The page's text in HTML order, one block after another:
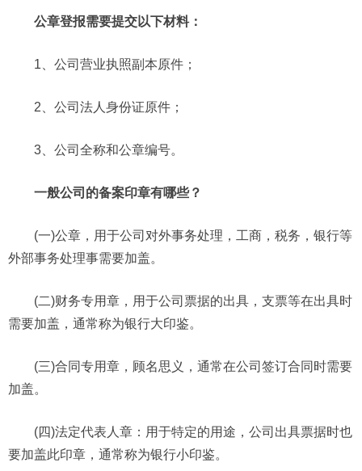
公章登报需要提交以下材料：
1、公司营业执照副本原件；
2、公司法人身份证原件；
3、公司全称和公章编号。
一般公司的备案印章有哪些？
(一)公章，用于公司对外事务处理，工商，税务，银行等
外部事务处理事需要加盖。
(二)财务专用章，用于公司票据的出具，支票等在出具时
需要加盖，通常称为银行大印鉴。
(三)合同专用章，顾名思义，通常在公司签订合同时需要
加盖。
(四)法定代表人章：用于特定的用途，公司出具票据时也
要加盖此印章，通常称为银行小印鉴。